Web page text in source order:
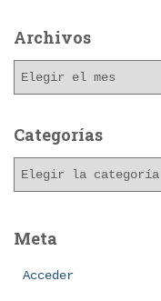
Archivos
h
o
Categorías
g
Meta
Acceder